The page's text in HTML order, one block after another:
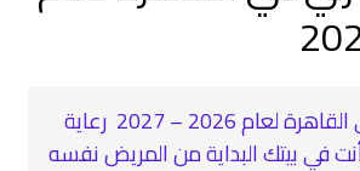
تمريض منزلي في القاهرة لعام 2026 – 2027 ‍ رعاية
في بيتك البداية من المريض نفسه